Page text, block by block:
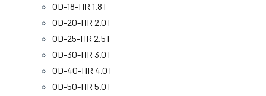
OD-18-HR 1.8T
OD-20-HR 2.0T
OD-25-HR 2.5T
OD-30-HR 3.0T
OD-40-HR 4.0T
OD-50-HR 5.0T